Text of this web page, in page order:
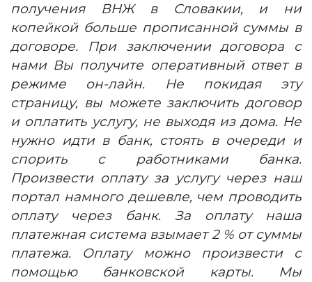
получения ВНЖ в Словакии, и ни
копейкой больше прописанной суммы в
договоре. При заключении договора с
нами Вы получите оперативный ответ в
режиме он-лайн. Не покидая эту
страницу, вы можете заключить договор
и оплатить услугу, не выходя из дома. Не
нужно идти в банк, стоять в очереди и
спорить с работниками банка.
Произвести оплату за услугу через наш
портал намного дешевле, чем проводить
оплату через банк. За оплату наша
платежная система взымает 2 % от суммы
платежа. Оплату можно произвести с
помощью банковской карты. Мы